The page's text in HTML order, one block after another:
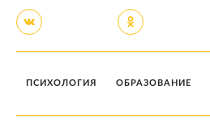
ПСИХОЛОГИЯ ОБРАЗОВАНИЕ